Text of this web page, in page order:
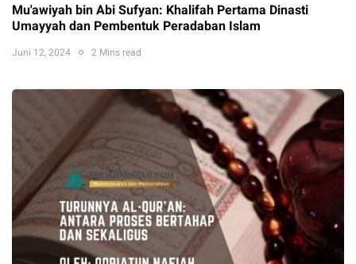
Mu'awiyah bin Abi Sufyan: Khalifah Pertama Dinasti
Umayyah dan Pembentuk Peradaban Islam
Juni 12, 2024 2 Mins read